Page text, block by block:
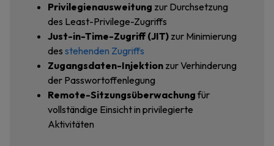
Privilegienausweitung zur Durchsetzung
des Least-Privilege-Zugriffs
Just-in-Time-Zugriff (JIT) zur Minimierung
des stehenden Zugriffs
Zugangsdaten-Injektion zur Verhinderung
der Passwortoffenlegung
Remote-Sitzungsüberwachungfür
vollständige Einsicht in privilegierte
Aktivitäten